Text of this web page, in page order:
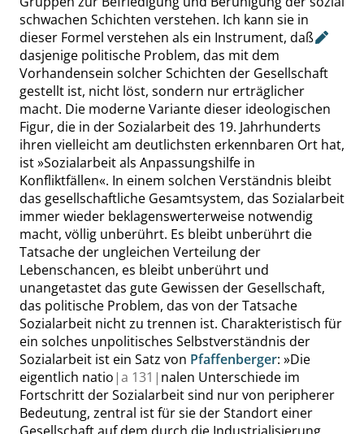
schwachen Schichten verstehen. Ich kann sie in
dieser Formel verstehen als ein Instrument, daß
dasjenige politische Problem, das mit dem
Vorhandensein solcher Schichten der Gesellschaft
gestellt ist, nicht löst, sondern nur erträglicher
macht. Die moderne Variante dieser ideologischen
Figur, die in der Sozialarbeit des 19. Jahrhunderts
ihren vielleicht am deutlichsten erkennbaren Ort hat,
ist»Sozialarbeit als Anpassungshilfe in
Konfliktfällen«. In einem solchen Verständnis bleibt
das gesellschaftliche Gesamtsystem, das Sozialarbeit
immer wieder beklagenswerterweise notwendig
macht, völlig unberührt. Es bleibt unberührt die
Tatsache der ungleichen Verteilung der
Lebenschancen, es bleibt unberührt und
unangetastet das gute Gewissen der Gesellschaft,
das politische Problem, das von der Tatsache
Sozialarbeit nicht zu trennen ist. Charakteristisch für
ein solches unpolitisches Selbstverständnis der
Sozialarbeit ist ein Satz von Pfaffenberger: »Die
eigentlich natio |a 131| nalen Unterschiede im
Fortschritt der Sozialarbeit sind nur von peripherer
Bedeutung, zentral ist für sie der Standort einer